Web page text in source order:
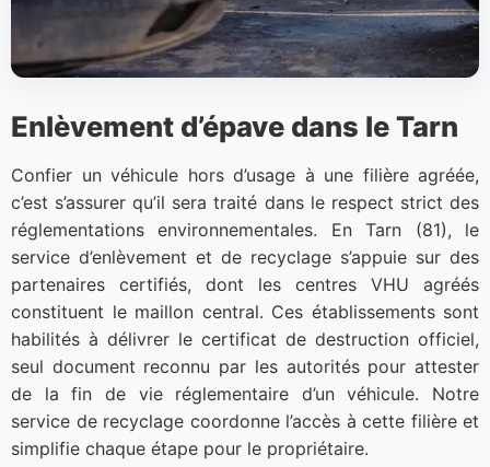
Enlèvement d’épave dans le Tarn
Confier un véhicule hors d’usage à une filière agréée,
c’est s’assurer qu’il sera traité dans le respect strict des
réglementations environnementales. En Tarn (81), le
service d’enlèvement et de recyclage s’appuie sur des
partenaires certifiés, dont les centres VHU agréés
constituent le maillon central. Ces établissements sont
habilités à délivrer le certificat de destruction officiel,
seul document reconnu par les autorités pour attester
de la fin de vie réglementaire d’un véhicule. Notre
service de recyclage coordonne l’accès à cette filière et
simplifie chaque étape pour le propriétaire.